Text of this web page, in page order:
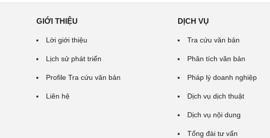
GIỚI THIỆU
Lời giới thiệu
Lịch sử phát triển
Profile Tra cứu văn bản
Liên hệ
DỊCH VỤ
Tra cứu văn bản
Phân tích văn bản
Pháp lý doanh nghiệp
Dịch vụ dịch thuật
Dịch vụ nội dung
Tổng đài tư vấn